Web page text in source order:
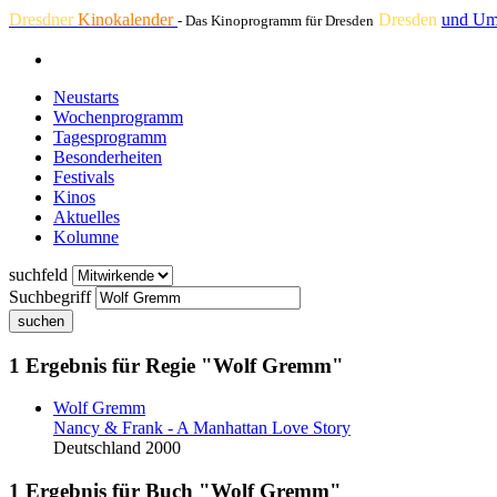
DresdnerKinokalender - Das Kinoprogramm für Dresden Dresden und
Neustarts
Wochenprogramm
Tagesprogramm
Besonderheiten
Festivals
Kinos
Aktuelles
Kolumne
suchfeld
Suchbegriff
suchen
1 Ergebnis für Regie "Wolf Gremm"
Wolf Gremm
Nancy & Frank - A Manhattan Love Story
Deutschland 2000
1 Ergebnis für Buch "Wolf Gremm"